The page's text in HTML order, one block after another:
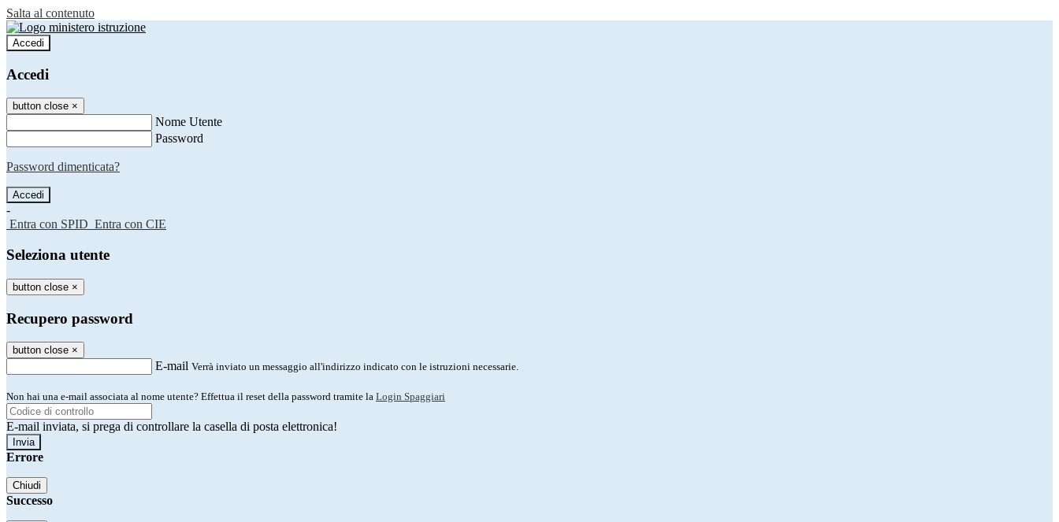
Salta al contenuto
Accedi
Accedi
button close ×
Nome Utente
Password
Password dimenticata?
-
Entra con SPID Entra con CIE
Seleziona utente
button close ×
Recupero password
button close ×
E-mail Verrà inviato un messaggio all'indirizzo indicato con le istruzioni necessarie.
Non hai una e-mail associata al nome utente? Effettua il reset della password tramite la Login Spaggiari
E-mail inviata, si prega di controllare la casella di posta elettronica!
Errore
Chiudi
Successo